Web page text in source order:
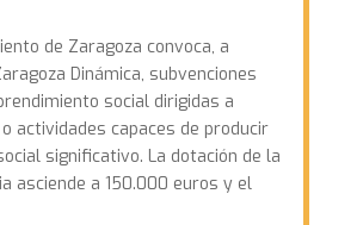
de Zaragoza convoca, a
Dinámica, subvenciones
social dirigidas a
actividades capaces de producir
significativo. La dotación de la
asciende a 150.000 euros y el